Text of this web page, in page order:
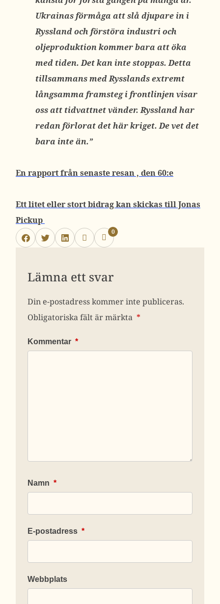
Ukrainas förmåga att slå djupare in i
Ryssland och förstöra industri och
oljeproduktion kommer bara att öka
med tiden. Det kan inte stoppas. Detta
tillsammans med Rysslands extremt
långsamma framsteg i frontlinjen visar
oss att tidvattnet vänder. Ryssland har
redan förlorat det här kriget. De vet det
bara inte än.”
En rapport från senaste resan , den 60:e
Ett litet eller stort bidrag kan skickas till Jonas
Pickup
0
Lämna ett svar
Din e-postadress kommer inte publiceras.
Obligatoriska fält är märkta *
Kommentar *
Namn *
E-postadress *
Webbplats